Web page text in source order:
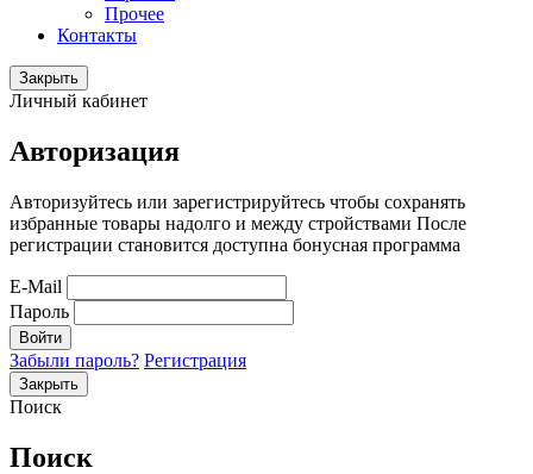
Прочее
Контакты
Закрыть
Личный кабинет
Авторизация
Авторизуйтесь или зарегистрируйтесь чтобы сохранять
избранные товары надолго и между стройствами После
регистрации становится доступна бонусная программа
E-Mail
Пароль
Войти
Забыли пароль? Регистрация
Закрыть
Поиск
Поиск